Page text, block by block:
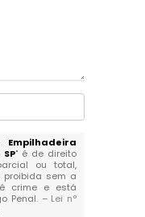
" é de direito
ou total,
proibida sem a
crime e está
Penal. – Lei n°